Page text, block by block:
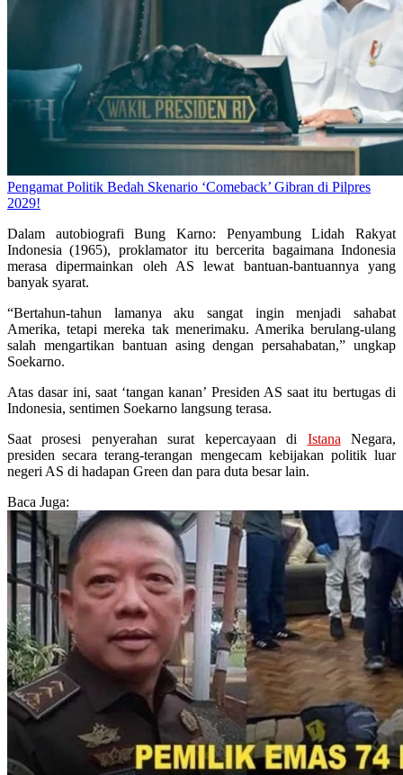
Pengamat Politik Bedah Skenario ‘Comeback’ Gibran di Pilpres
2029!
Dalam autobiografi Bung Karno: Penyambung Lidah Rakyat
Indonesia (1965), proklamator itu bercerita bagaimana Indonesia
merasa dipermainkan oleh AS lewat bantuan-bantuannya yang
banyak syarat.
“Bertahun-tahun lamanya aku sangat ingin menjadi sahabat
Amerika, tetapi mereka tak menerimaku. Amerika berulang-ulang
salah mengartikan bantuan asing dengan persahabatan,” ungkap
Soekarno.
Atas dasar ini, saat ‘tangan kanan’ Presiden AS saat itu bertugas di
Indonesia, sentimen Soekarno langsung terasa.
Saat prosesi penyerahan surat kepercayaan di Istana Negara,
presiden secara terang-terangan mengecam kebijakan politik luar
negeri AS di hadapan Green dan para duta besar lain.
Baca Juga: